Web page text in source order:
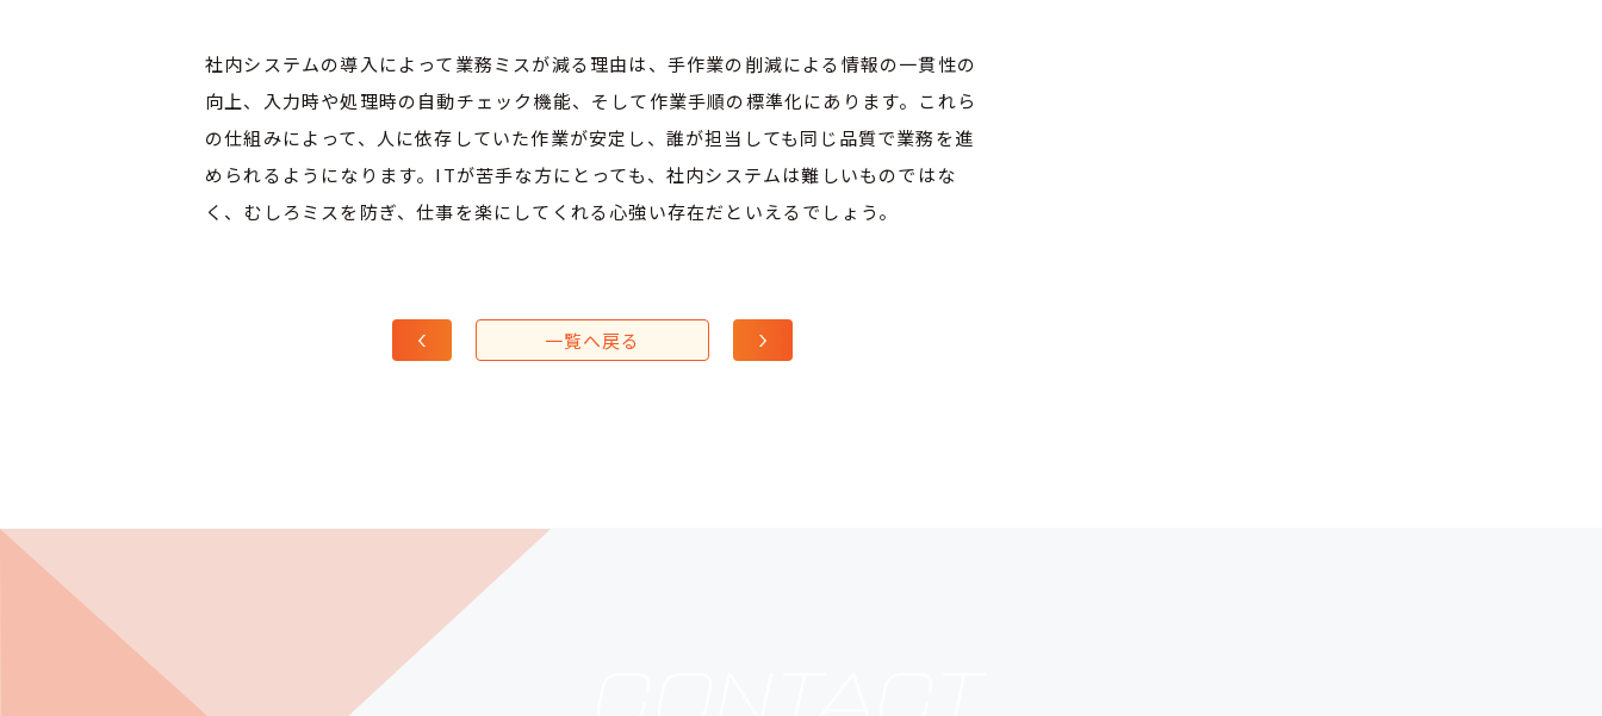
社内システムの導入によって業務ミスが減る理由は、手作業の削減による情報の一貫性の
向上、入力時や処理時の自動チェック機能、そして作業手順の標準化にあります。これら
の仕組みによって、人に依存していた作業が安定し、誰が担当しても同じ品質で業務を進
められるようになります。ITが苦手な方にとっても、社内システムは難しいものではな
く、むしろミスを防ぎ、仕事を楽にしてくれる心強い存在だといえるでしょう。
一覧へ戻る